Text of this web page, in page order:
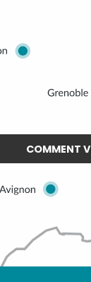
COMMENT